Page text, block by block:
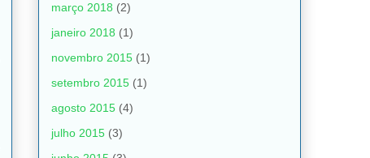
março 2018 (2)
janeiro 2018 (1)
novembro 2015(1)
setembro 2015(1)
agosto 2015(4)
julho 2015(3)